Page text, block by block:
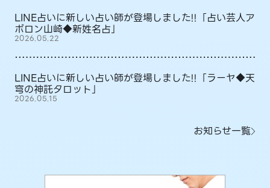
LINE占いに新しい占い師が登場しました!!「占い芸人ア
ポロン山崎◆新姓名占」
2026.05.22
LINE占いに新しい占い師が登場しました!!「ラーヤ◆天
穹の神託タロット」
2026.05.15
お知らせ一覧